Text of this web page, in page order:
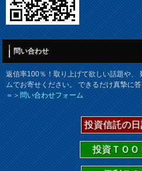
問い合わせ
返信率100％！取り上げて欲しい話題や、
ムでお寄せください。 できるだけ真摯に
＝＞問い合わせフォーム
投資信託の
投資ＴＯ